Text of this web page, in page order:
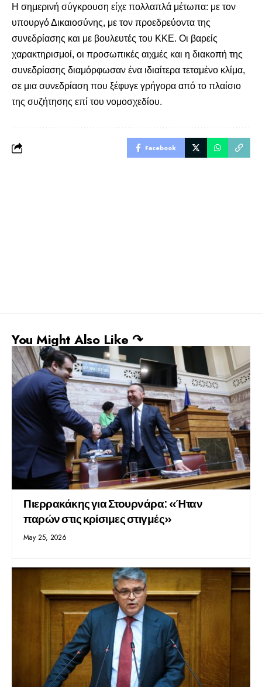
Η σημερινή σύγκρουση είχε πολλαπλά μέτωπα: με τον
υπουργό Δικαιοσύνης, με τον προεδρεύοντα της
συνεδρίασης και με βουλευτές του ΚΚΕ. Οι βαρείς
χαρακτηρισμοί, οι προσωπικές αιχμές και η διακοπή της
συνεδρίασης διαμόρφωσαν ένα ιδιαίτερα τεταμένο κλίμα,
σε μια συνεδρίαση που ξέφυγε γρήγορα από το πλαίσιο
της συζήτησης επί του νομοσχεδίου.
Facebook
You Might Also Like ↷
Πιερρακάκης για Στουρνάρα: «Ήταν
παρών στις κρίσιμες στιγμές»
May 25, 2026